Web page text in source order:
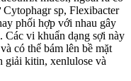
sp, Flexibacter
phối hợp với nhau gây
Các vi khuẩn dạng sợi này
có thể bám lên bề mặt
giải kitin, xenlulose và